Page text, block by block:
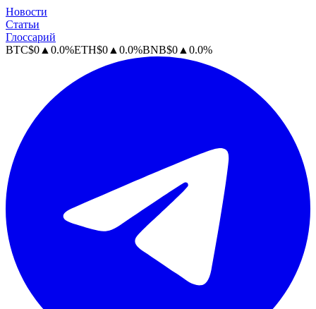
Новости
Статьи
Глоссарий
BTC$0 ▲ 0.0%ETH$0 ▲ 0.0%BNB$0 ▲ 0.0%